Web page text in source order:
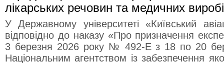
У Державному університеті «Київський
відповідно до наказу «Про призначення
3 березня 2026 року № 492-Е з 18 по 20
Національним агентством із забезпечення